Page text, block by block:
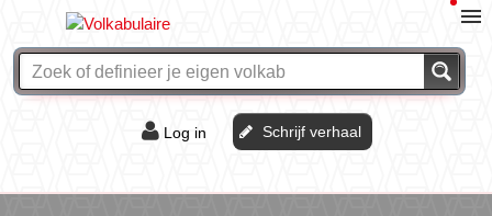
Log in Schrijf verhaal